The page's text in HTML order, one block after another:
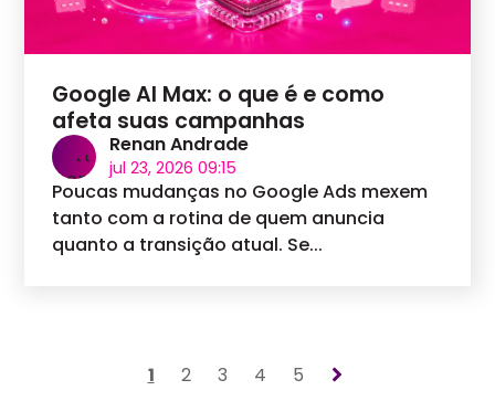
Google AI Max: o que é e como
afeta suas campanhas
Renan Andrade
jul 23, 2026 09:15
Poucas mudanças no Google Ads mexem
tanto com a rotina de quem anuncia
quanto a transição atual. Se...
1 2 3 4 5